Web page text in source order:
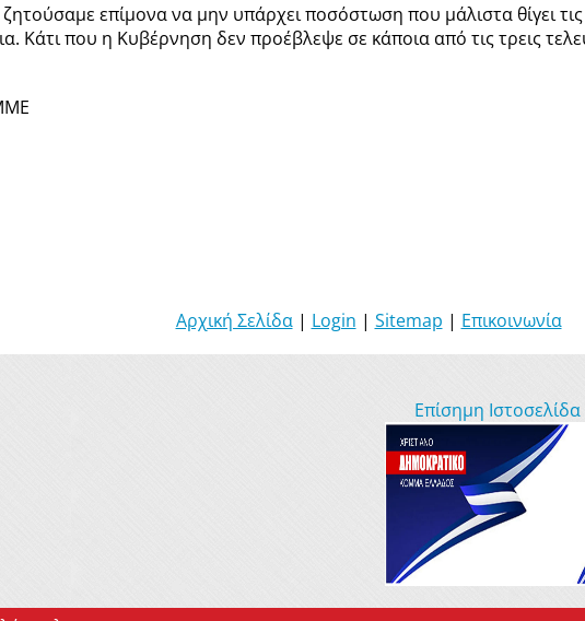
επίμονα να μην υπάρχει ποσόστωση που μάλιστα θίγει
Κάτι που η Κυβέρνηση δεν προέβλεψε σε κάποια από τις τρεις
Αρχική Σελίδα| Login | Sitemap | Επικοινωνία
Επίσημη